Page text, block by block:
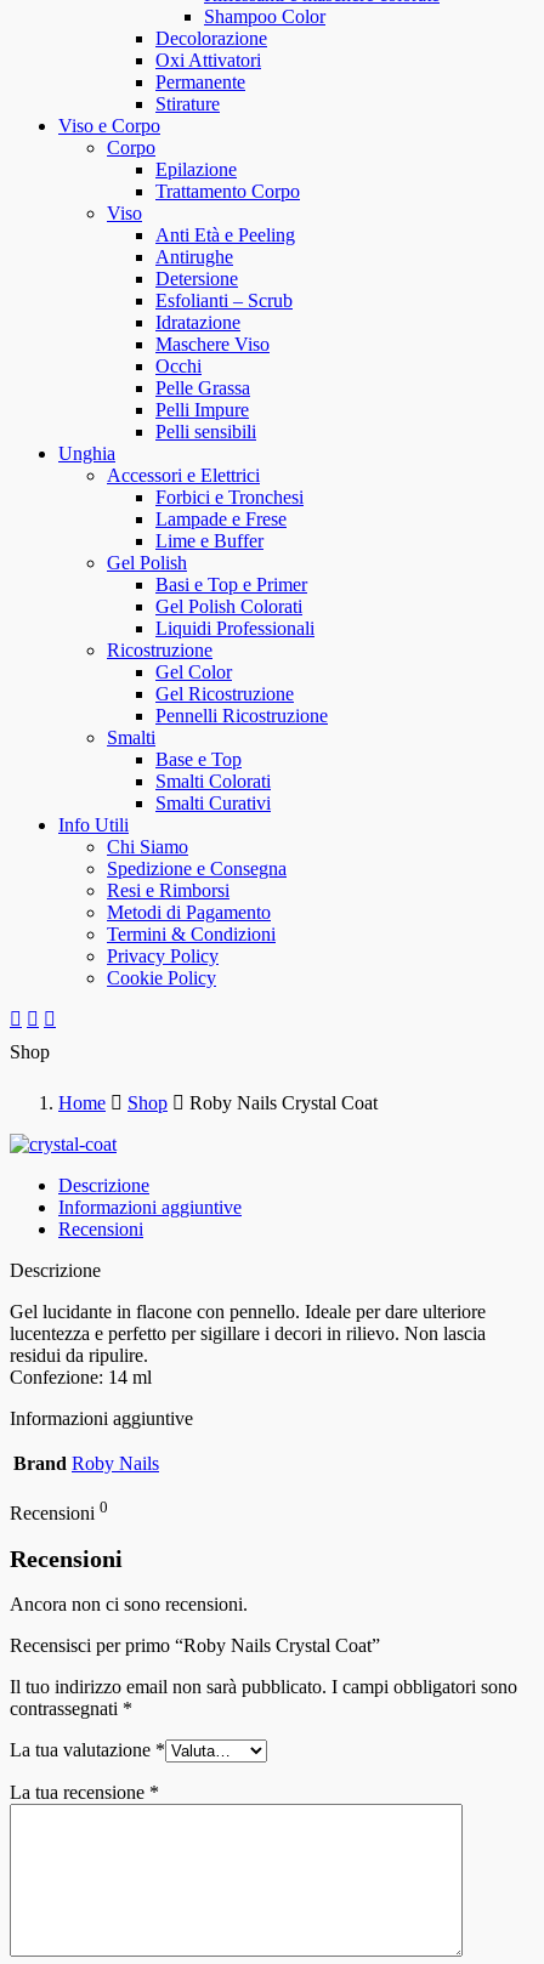
Shampoo Color
Decolorazione
Oxi Attivatori
Permanente
Stirature
Viso e Corpo
Corpo
Epilazione
Trattamento Corpo
Viso
Anti Età e Peeling
Antirughe
Detersione
Esfolianti – Scrub
Idratazione
Maschere Viso
Occhi
Pelle Grassa
Pelli Impure
Pelli sensibili
Unghia
Accessori e Elettrici
Forbici e Tronchesi
Lampade e Frese
Lime e Buffer
Gel Polish
Basi e Top e Primer
Gel Polish Colorati
Liquidi Professionali
Ricostruzione
Gel Color
Gel Ricostruzione
Pennelli Ricostruzione
Smalti
Base e Top
Smalti Colorati
Smalti Curativi
Info Utili
Chi Siamo
Spedizione e Consegna
Resi e Rimborsi
Metodi di Pagamento
Termini & Condizioni
Privacy Policy
Cookie Policy
Shop
Home Shop Roby Nails Crystal Coat
Descrizione
Informazioni aggiuntive
Recensioni
Descrizione
Gel lucidante in flacone con pennello. Ideale per dare ulteriore
lucentezza e perfetto per sigillare i decori in rilievo. Non lascia
residui da ripulire.
Confezione: 14 ml
Informazioni aggiuntive
Brand Roby Nails
Recensioni 0
Recensioni
Ancora non ci sono recensioni.
Recensisci per primo “Roby Nails Crystal Coat”
Il tuo indirizzo email non sarà pubblicato. I campi obbligatori sono
contrassegnati *
La tua valutazione *
La tua recensione *